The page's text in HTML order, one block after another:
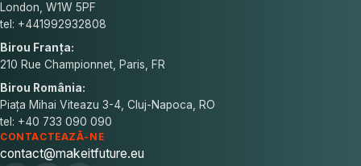
London, W1W 5PF
tel: +441992932808
Birou Franța:
210 Rue Championnet, Paris, FR
Birou România:
Piața Mihai Viteazu 3-4, Cluj-Napoca, RO
tel: +40 733 090 090
CONTACTEAZĂ-NE
contact@makeitfuture.eu